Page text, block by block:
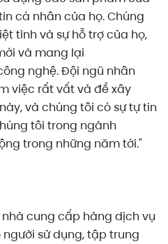
cá nhân của họ. Chúng
tình và sự hỗ trợ của họ,
và mang lại
nghệ. Đội ngũ nhân
việc rất vất vả để xây
và chúng tôi có sự tự tin
tôi trong ngành
trong những năm tới."
cung cấp hàng dịch vụ
sử dụng, tập trung